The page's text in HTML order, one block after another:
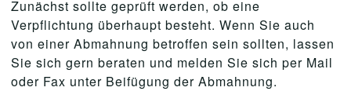
Zunächst sollte geprüft werden, ob eine
Verpflichtung überhaupt besteht. Wenn Sie auch
von einer Abmahnung betroffen sein sollten, lassen
Sie sich gern beraten und melden Sie sich per Mail
oder Fax unter Beifügung der Abmahnung.